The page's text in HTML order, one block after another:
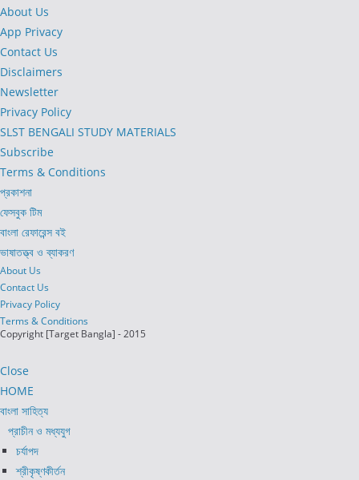
new
tab
a
new
tab
in
a
new
tab
About Us
App Privacy
Contact Us
Disclaimers
Newsletter
Privacy Policy
SLST BENGALI STUDY MATERIALS
Subscribe
Terms & Conditions
প্রকাশনা
ফেসবুক টিম
বাংলা রেফারেন্স বই
ভাষাতত্ত্ব ও ব্যাকরণ
About Us
Contact Us
Privacy Policy
Terms & Conditions
Copyright [Target Bangla] - 2015
Close
HOME
বাংলা সাহিত্য
প্রাচীন ও মধ্যযুগ
চর্যাপদ
শ্রীকৃষ্ণকীর্তন